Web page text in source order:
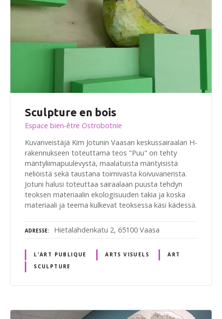
Sculpture en bois
Espace bien-être Ostrobotnie
Kuvanveistäjä Kim Jotunin Vaasan keskussairaalan H-
rakennukseen toteuttama teos "Puu" on tehty
mäntyliimapuulevystä, maalatuista mäntyisistä
neliöistä sekä taustana toimivasta koivuvanerista.
Jotuni halusi toteuttaa sairaalaan puusta tehdyn
teoksen materiaalin ekologisuuden takia ja koska
materiaali ja teema kulkevat teoksessa käsi kädessä.
ADRESSE Hietalahdenkatu 2, 65100 Vaasa
L'ART PUBLIQUE ARTS VISUELS
ART
SCULPTURE